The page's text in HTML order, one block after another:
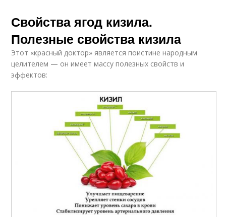
Свойства ягод кизила.
Полезные свойства кизила
Этот «красный доктор» является поистине народным
целителем — он имеет массу полезных свойств и
эффектов: